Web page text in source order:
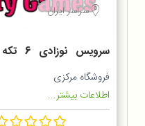
سراسر ایران
kitty
فروشگاه مرکزی
اطلاعات بیشتر...